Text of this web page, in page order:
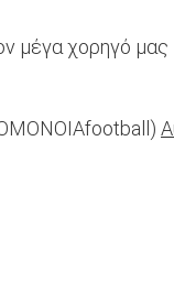
μέγα χορηγό